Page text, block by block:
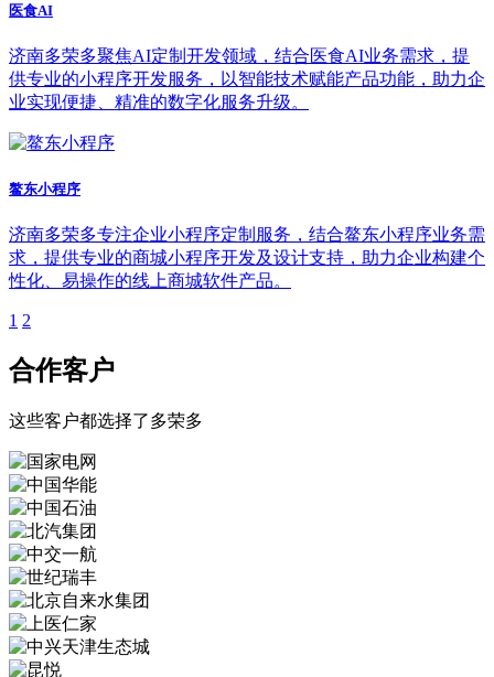
医食AI
济南多荣多聚焦AI定制开发领域，结合医食AI业务需求，提
供专业的小程序开发服务，以智能技术赋能产品功能，助力企
业实现便捷、精准的数字化服务升级。
鳌东小程序
济南多荣多专注企业小程序定制服务，结合鳌东小程序业务需
求，提供专业的商城小程序开发及设计支持，助力企业构建个
性化、易操作的线上商城软件产品。
1 2
合作客户
这些客户都选择了多荣多